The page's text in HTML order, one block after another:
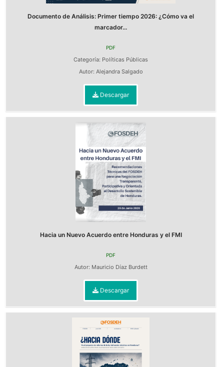
Documento de Análisis: Primer tiempo 2026: ¿Cómo va el
marcador...
PDF
Categoría: Políticas Públicas
Autor: Alejandra Salgado
Descargar
Hacia un Nuevo Acuerdo entre Honduras y el FMI
PDF
Autor: Mauricio Díaz Burdett
Descargar